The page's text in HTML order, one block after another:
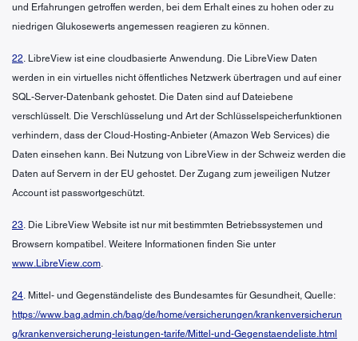
und Erfahrungen getroffen werden, bei dem Erhalt eines zu hohen oder zu
niedrigen Glukosewerts angemessen reagieren zu können.
22. LibreView ist eine cloudbasierte Anwendung. Die LibreView Daten
werden in ein virtuelles nicht öffentliches Netzwerk übertragen und auf einer
SQL-Server-Datenbank gehostet. Die Daten sind auf Dateiebene
verschlüsselt. Die Verschlüsselung und Art der Schlüsselspeicherfunktionen
verhindern, dass der Cloud-Hosting-Anbieter (Amazon Web Services) die
Daten einsehen kann. Bei Nutzung von LibreView in der Schweiz werden die
Daten auf Servern in der EU gehostet. Der Zugang zum jeweiligen Nutzer
Account ist passwortgeschützt.
23. Die LibreView Website ist nur mit bestimmten Betriebssystemen und
Browsern kompatibel. Weitere Informationen finden Sie unter
www.LibreView.com.
24. Mittel- und Gegenständeliste des Bundesamtes für Gesundheit, Quelle:
https://www.bag.admin.ch/bag/de/home/versicherungen/krankenversicherun
g/krankenversicherung-leistungen-tarife/Mittel-und-Gegenstaendeliste.html